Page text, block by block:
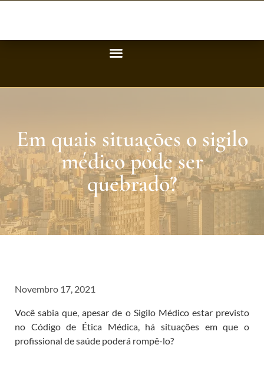
Em quais situações o sigilo
médico pode ser
quebrado?
Novembro 17, 2021
Você sabia que, apesar de o Sigilo Médico estar previsto
no Código de Ética Médica, há situações em que o
profissional de saúde poderá rompê-lo?